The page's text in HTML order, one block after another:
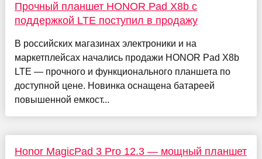
Прочный планшет HONOR Pad X8b с
поддержкой LTE поступил в продажу
В российских магазинах электроники и на
маркетплейсах начались продажи HОNOR Pаd Х8b
LTE — прочного и функционального планшета по
доступной цене. Новинка оснащена батареей
повышенной емкост...
Honor MagicPad 3 Pro 12.3 — мощный планшет